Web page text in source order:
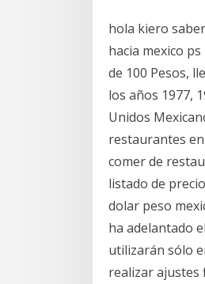
hola kiero
hacia mexico
de 100 Pesos,
los años 1977,
Unidos
restaurantes
comer de
listado de
dolar peso
ha adelantado
utilizarán sólo
realizar ajustes